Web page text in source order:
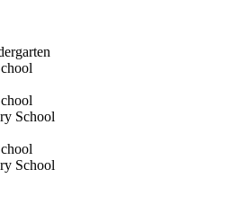
School
School